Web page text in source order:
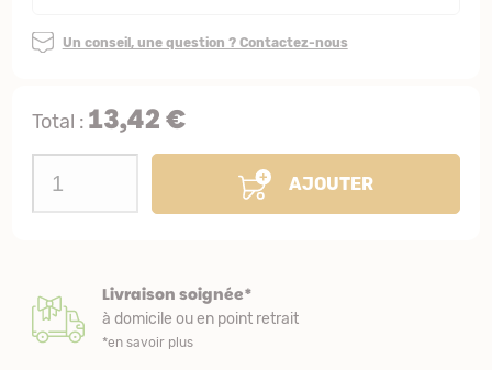
Un conseil, une question ? Contactez-nous
Total : 13,42 €
AJOUTER
Livraison soignée*
à domicile ou en point retrait
*en savoir plus